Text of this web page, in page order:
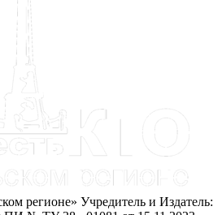
регионе» Учредитель и Издатель: